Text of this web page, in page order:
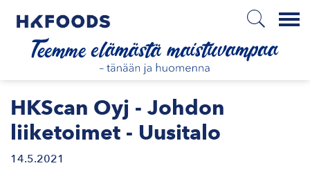
Menu
ETUSIVU
HKScan Oyj - Johdon
liiketoimet - Uusitalo
14.5.2021